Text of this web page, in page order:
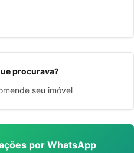
procurava?
seu imóvel
por WhatsApp